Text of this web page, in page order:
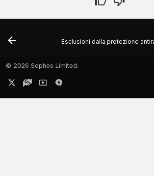
Esclusioni dalla protezione
© 2026 Sophos Limited.